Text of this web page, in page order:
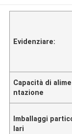
Evidenziare:
Capacità di alime
ntazione
Imballaggi
lari